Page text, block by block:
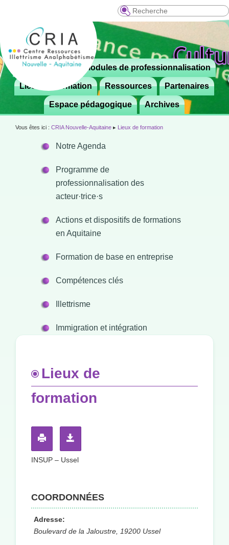
Recherche
Menu
principal
Aller
contenu
principal
 Le CRIA Modules de professionnalisation
Lieux de formation Ressources Partenaires
Espace pédagogique Archives
Vous êtes ici : CRIA Nouvelle-Aquitaine ▸ Lieux de formation
Notre Agenda
Programme de
professionnalisation des
acteur·trice·s
Actions et dispositifs de formations
en Aquitaine
Formation de base en entreprise
Compétences clés
Illettrisme
Immigration et intégration
Lieux de
formation
INSUP – Ussel
COORDONNÉES
Adresse:
Boulevard de la Jaloustre, 19200 Ussel